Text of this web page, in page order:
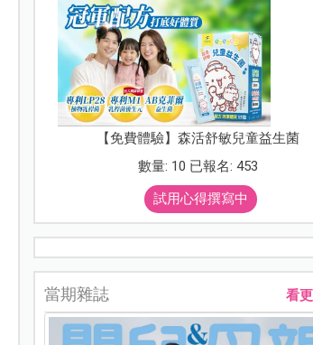
【免費體驗】森活舒敏兒童益生菌
數量: 10 已報名: 453
試用心得撰寫中
當期雜誌 看